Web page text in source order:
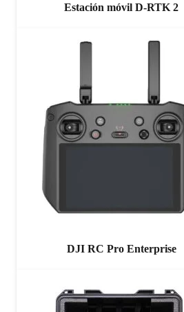
Estación móvil D-RTK 2
DJI RC Pro Enterprise